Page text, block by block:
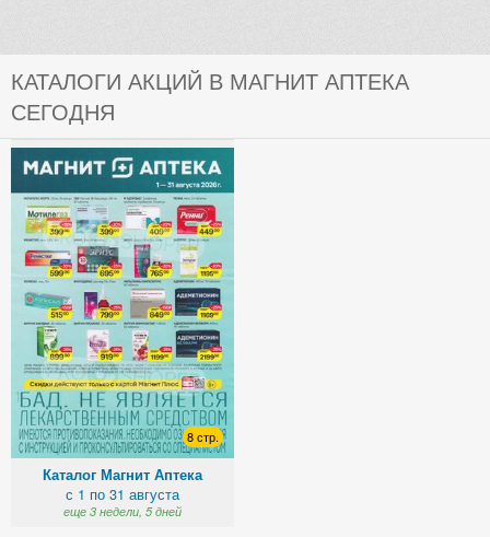
КАТАЛОГИ АКЦИЙ В МАГНИТ АПТЕКА
СЕГОДНЯ
8 стр.
Каталог Магнит Аптека
с 1 по 31 августа
еще 3 недели, 5 дней